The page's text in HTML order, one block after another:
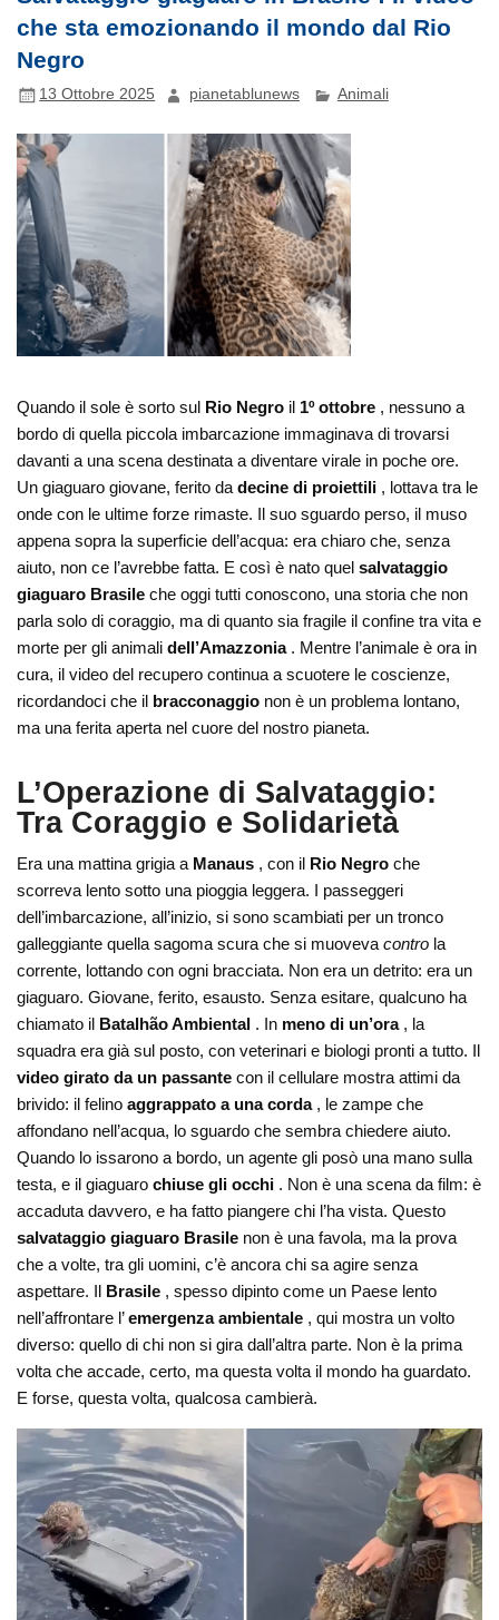
che sta emozionando il mondo dal Rio
Negro
13 Ottobre 2025 pianetablunews Animali
Quando il sole è sorto sul Rio Negro il 1º ottobre , nessuno a
bordo di quella piccola imbarcazione immaginava di trovarsi
davanti a una scena destinata a diventare virale in poche ore.
Un giaguaro giovane, ferito dadecine di proiettili , lottava tra le
onde con le ultime forze rimaste. Il suo sguardo perso, il muso
appena sopra la superficie dell’acqua: era chiaro che, senza
aiuto, non ce l’avrebbe fatta. E così è nato quelsalvataggio
giaguaro Brasile che oggi tutti conoscono, una storia che non
parla solo di coraggio, ma di quanto sia fragile il confine tra vita e
morte per gli animalidell’Amazzonia. Mentre l’animale è ora in
cura, il video del recupero continua a scuotere le coscienze,
ricordandoci che il bracconaggio non è un problema lontano,
ma una ferita aperta nel cuore del nostro pianeta.
L’Operazione di Salvataggio:
Tra Coraggio e Solidarietà
Era una mattina grigia a Manaus , con il Rio Negro che
scorreva lento sotto una pioggia leggera. I passeggeri
dell’imbarcazione, all’inizio, si sono scambiati per un tronco
galleggiante quella sagoma scura che si muovevacontro la
corrente, lottando con ogni bracciata. Non era un detrito: era un
giaguaro. Giovane, ferito, esausto. Senza esitare, qualcuno ha
chiamato il Batalhão Ambiental . In meno di un’ora, la
squadra era già sul posto, con veterinari e biologi pronti a tutto. Il
video girato da un passante con il cellulare mostra attimi da
brivido: il felinoaggrappato a una corda, le zampe che
affondano nell’acqua, lo sguardo che sembra chiedere aiuto.
Quando lo issarono a bordo, un agente gli posò una mano sulla
testa, e il giaguarochiuse gli occhi . Non è una scena da film: è
accaduta davvero, e ha fatto piangere chi l’ha vista. Questo
salvataggio giaguaro Brasile non è una favola, ma la prova
che a volte, tra gli uomini, c’è ancora chi sa agire senza
aspettare. Il Brasile , spesso dipinto come un Paese lento
nell’affrontare l’emergenza ambientale , qui mostra un volto
diverso: quello di chi non si gira dall’altra parte. Non è la prima
volta che accade, certo, ma questa volta il mondo ha guardato.
E forse, questa volta, qualcosa cambierà.